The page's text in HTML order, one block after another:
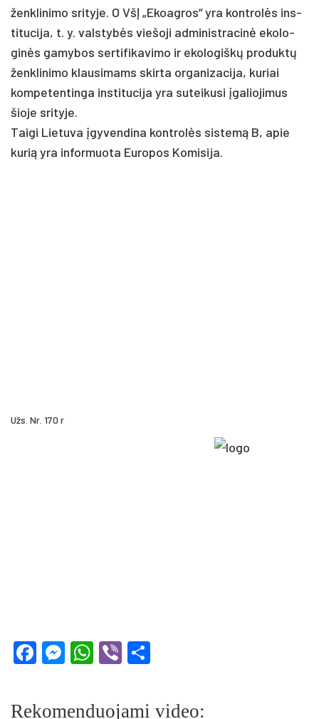
ženk­li­ni­mo sri­ty­je. O VšĮ „Ekoag­ros“ yra kont­rolės ins­
ti­tu­ci­ja, t. y. vals­tybės vie­šo­ji ad­mi­nist­ra­cinė eko­lo­
ginės ga­my­bos ser­ti­fi­ka­vi­mo ir eko­lo­giškų pro­duktų
ženk­li­ni­mo klau­si­mams skir­ta or­ga­ni­za­ci­ja, ku­riai
kom­pe­ten­tin­ga ins­ti­tu­ci­ja yra su­tei­ku­si įga­lio­ji­mus
šio­je sri­ty­je.
Tai­gi Lie­tu­va įgy­ven­di­na kont­rolės sis­temą B, apie
ku­rią yra in­for­muo­ta Eu­ro­pos Ko­mi­si­ja.
Užs. Nr. 170 r
Facebook
Messenger
WhatsApp
Viber
Rekomenduojami video: